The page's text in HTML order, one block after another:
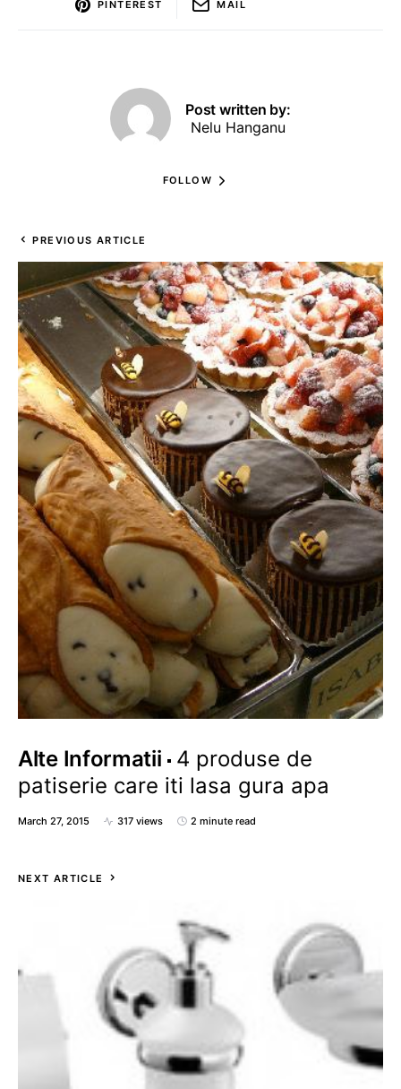
PINTEREST MAIL
Post written by:
Nelu Hanganu
FOLLOW
PREVIOUS ARTICLE
Alte Informatii
4 produse de
patiserie care iti lasa gura apa
March 27, 2015 317 views 2 minute read
NEXT ARTICLE